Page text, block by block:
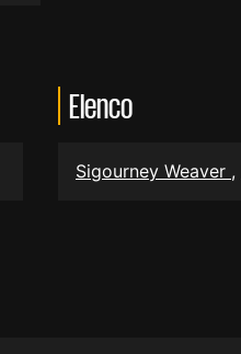
Elenco
Sigourney Weaver ,